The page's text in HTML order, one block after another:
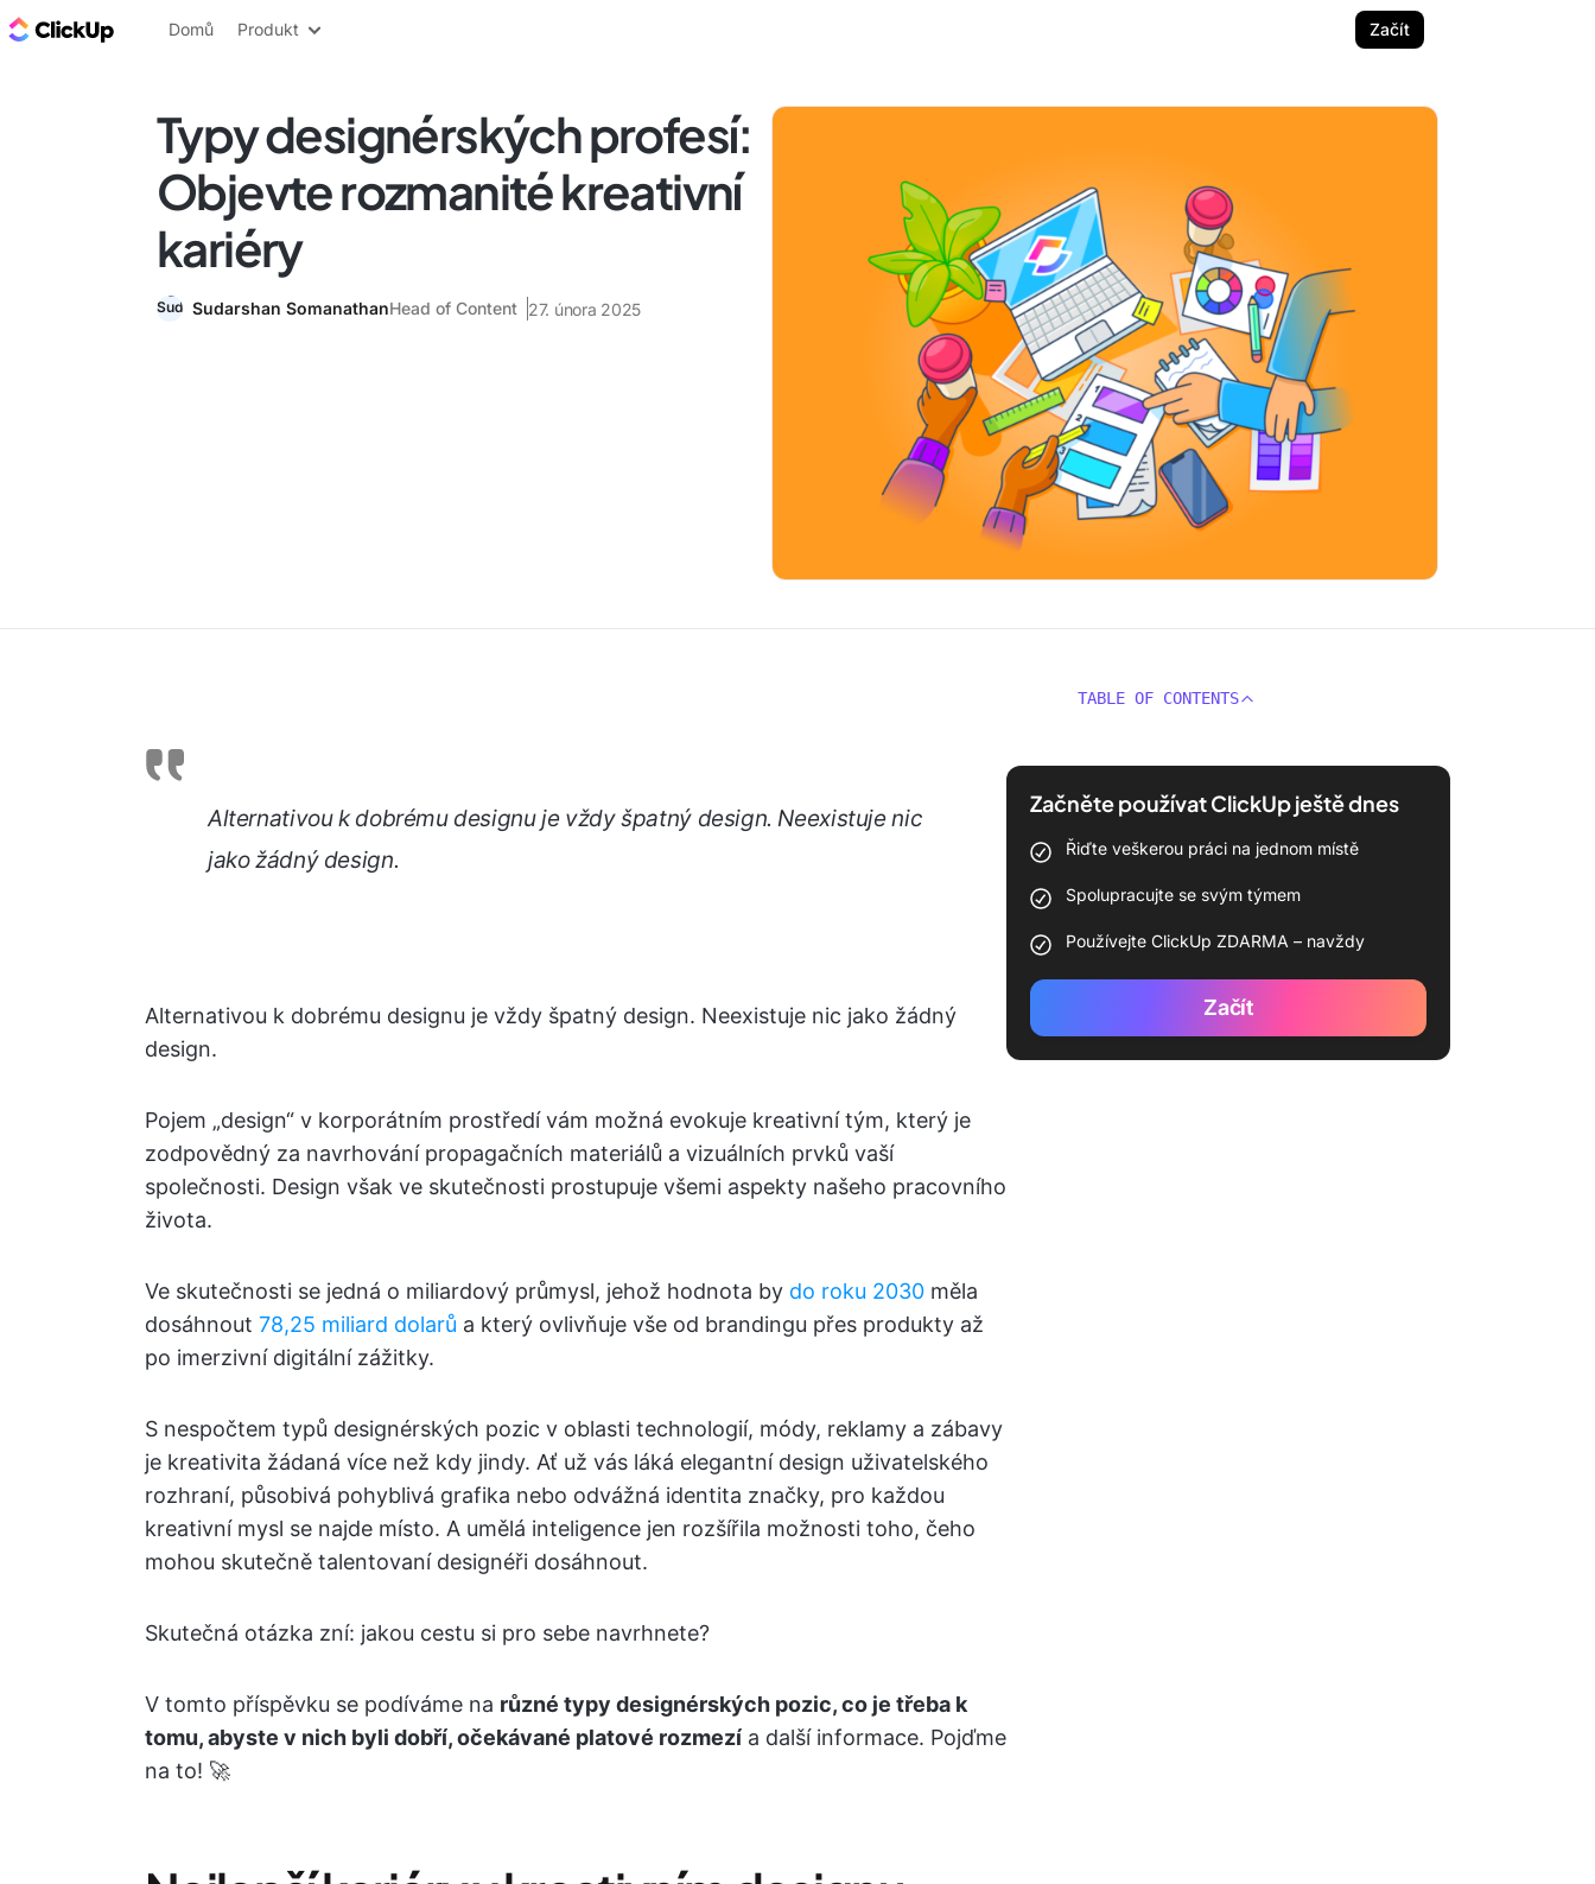
ClickUp blog
Domů Produkt Začít
Typy designérských profesí:
Objevte rozmanité kreativní
kariéry
Sudarshan SomanathanHead of Content 27. února 2025
Alternativou k dobrému designu je vždy špatný design. Neexistuje nic
jako žádný design.
Alternativou k dobrému designu je vždy špatný design. Neexistuje nic jako žádný
design.
Pojem „design“ v korporátním prostředí vám možná evokuje kreativní tým, který je
zodpovědný za navrhování propagačních materiálů a vizuálních prvků vaší
společnosti. Design však ve skutečnosti prostupuje všemi aspekty našeho pracovního
života.
Ve skutečnosti se jedná o miliardový průmysl, jehož hodnota by do roku 2030 měla
dosáhnout 78,25 miliard dolarů a který ovlivňuje vše od brandingu přes produkty až
po imerzivní digitální zážitky.
S nespočtem typů designérských pozic v oblasti technologií, módy, reklamy a zábavy
je kreativita žádaná více než kdy jindy. Ať už vás láká elegantní design uživatelského
rozhraní, působivá pohyblivá grafika nebo odvážná identita značky, pro každou
kreativní mysl se najde místo. A umělá inteligence jen rozšířila možnosti toho, čeho
mohou skutečně talentovaní designéři dosáhnout.
Skutečná otázka zní: jakou cestu si pro sebe navrhnete?
V tomto příspěvku se podíváme na různé typy designérských pozic, co je třeba k
tomu, abyste v nich byli dobří, očekávané platové rozmezí a další informace. Pojďme
na to! 🚀
TABLE OF CONTENTS
Začněte používat ClickUp ještě dnes
Řiďte veškerou práci na jednom místě
Spolupracujte se svým týmem
Používejte ClickUp ZDARMA – navždy
Začít